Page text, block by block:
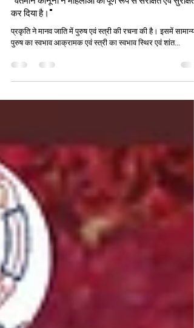
Nov 5, 2020
4 min read
"वर्तमान कानूनों ने महिलाओं को पूर्ण रूप से संरक्षित एवं सुरक्षित
कर दिया है।"
पुरुष का स्वभाव आक्रामक एवं स्त्री का स्वभाव स्थिर एवं शांत...